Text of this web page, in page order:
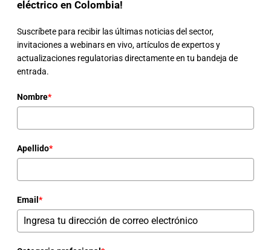
eléctrico en Colombia!
Suscríbete para recibir las últimas noticias del sector,
invitaciones a webinars en vivo, artículos de expertos y
actualizaciones regulatorias directamente en tu bandeja de
entrada.
Nombre*
Apellido*
Email *